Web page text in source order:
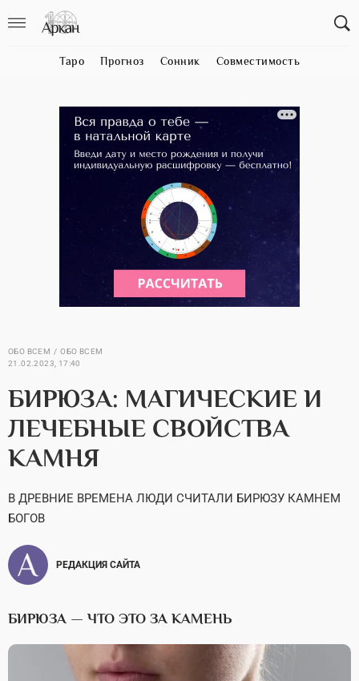
Таро Прогноз Сонник Совместимость
ОБО ВСЕМ
ОБО ВСЕМ
21.02.2023, 17:40
БИРЮЗА: МАГИЧЕСКИЕ И
ЛЕЧЕБНЫЕ СВОЙСТВА
КАМНЯ
В ДРЕВНИЕ ВРЕМЕНА ЛЮДИ СЧИТАЛИ БИРЮЗУ КАМНЕМ
БОГОВ
РЕДАКЦИЯ САЙТА
БИРЮЗА — ЧТО ЭТО ЗА КАМЕНЬ